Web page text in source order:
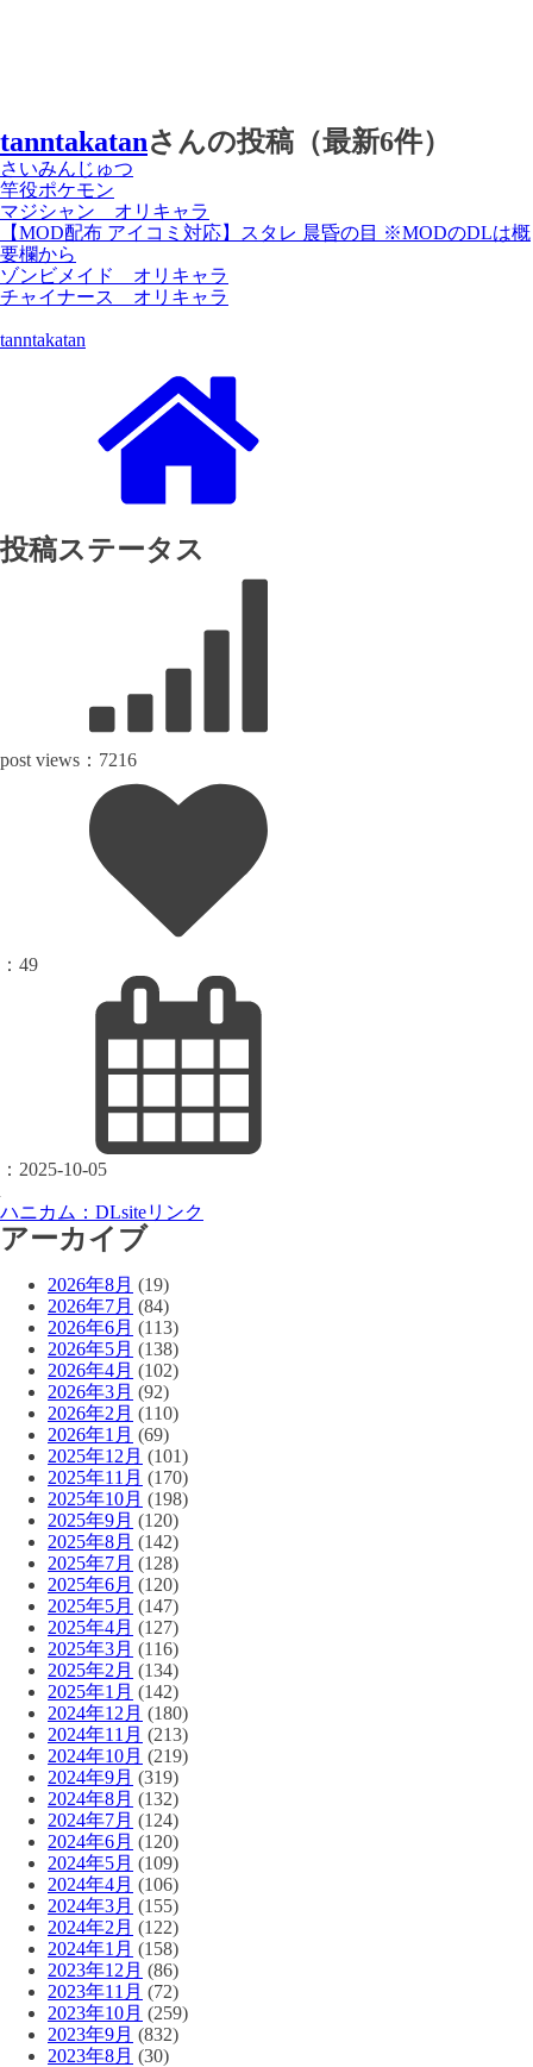
tanntakatanさんの投稿（最新6件）
さいみんじゅつ
竿役ポケモン
マジシャン オリキャラ
【MOD配布 アイコミ対応】スタレ 晨昏の目 ※MODのDLは概
要欄から
ゾンビメイド オリキャラ
チャイナース オリキャラ
tanntakatan
投稿ステータス
post views： 7216
： 49
： 2025-10-05
ハニカム：DLsiteリンク
アーカイブ
2026年8月 (19)
2026年7月 (84)
2026年6月 (113)
2026年5月 (138)
2026年4月 (102)
2026年3月 (92)
2026年2月 (110)
2026年1月 (69)
2025年12月 (101)
2025年11月 (170)
2025年10月 (198)
2025年9月 (120)
2025年8月 (142)
2025年7月 (128)
2025年6月 (120)
2025年5月 (147)
2025年4月 (127)
2025年3月 (116)
2025年2月 (134)
2025年1月 (142)
2024年12月 (180)
2024年11月 (213)
2024年10月 (219)
2024年9月 (319)
2024年8月 (132)
2024年7月 (124)
2024年6月 (120)
2024年5月 (109)
2024年4月 (106)
2024年3月 (155)
2024年2月 (122)
2024年1月 (158)
2023年12月 (86)
2023年11月 (72)
2023年10月 (259)
2023年9月 (832)
2023年8月 (30)